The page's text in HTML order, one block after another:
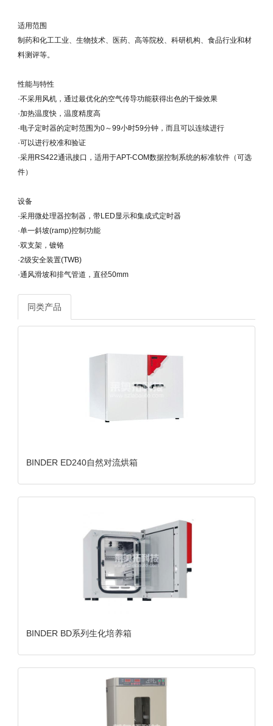
适用范围
制药和化工工业、生物技术、医药、高等院校、科研机构、食品行业和材
料测评等。
性能与特性
·不采用风机，通过最优化的空气传导功能获得出色的干燥效果
·加热温度快，温度精度高
·电子定时器的定时范围为0～99小时59分钟，而且可以连续进行
·可以进行校准和验证
·采用RS422通讯接口，适用于APT-COM数据控制系统的标准软件（可选
件）
设备
·采用微处理器控制器，带LED显示和集成式定时器
·单一斜坡(ramp)控制功能
·双支架，镀铬
·2级安全装置(TWB)
·通风滑坡和排气管道，直径50mm
同类产品
BINDER ED240自然对流烘箱
BINDER BD系列生化培养箱